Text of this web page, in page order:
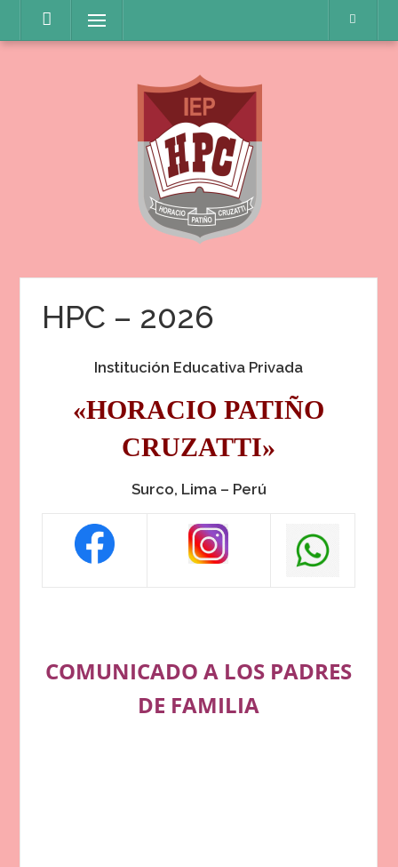
contenido
Menú
HPC – 2026
Institución Educativa Privada
«HORACIO PATIÑO
CRUZATTI»
Surco, Lima – Perú
COMUNICADO A LOS PADRES
DE FAMILIA